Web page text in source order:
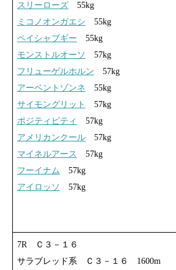
スリーローズ55kg
ミコノオンガエシ 55kg
ペイシャブギー 55kg
モンストルオーソ
57kg
フリューゲルホルン 57kg
アーベントゾンネ 55kg
サイモングリット
57kg
ポジティビティ
57kg
アメリカンクール57kg
マイネルアース
57kg
フーイナム 57kg
アイロッソ
57kg
7R Ｃ３－１６
サラブレッド系 Ｃ３－１６ 1600m